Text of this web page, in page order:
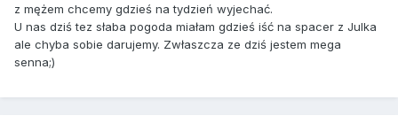
z mężem chcemy gdzieś na tydzień wyjechać.
U nas dziś tez słaba pogoda miałam gdzieś iść na spacer z Julka
ale chyba sobie darujemy. Zwłaszcza ze dziś jestem mega
senna;)